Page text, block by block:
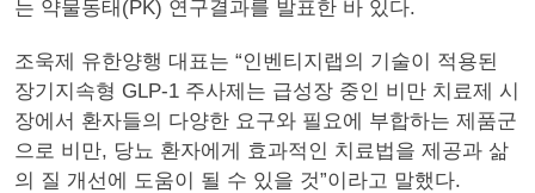
는 약물동태(PK) 연구결과를 발표한 바 있다.
조욱제 유한양행 대표는 “인벤티지랩의 기술이 적용된
장기지속형 GLP-1 주사제는 급성장 중인 비만 치료제 시
장에서 환자들의 다양한 요구와 필요에 부합하는 제품군
으로 비만, 당뇨 환자에게 효과적인 치료법을 제공과 삶
의 질 개선에 도움이 될 수 있을 것”이라고 말했다.